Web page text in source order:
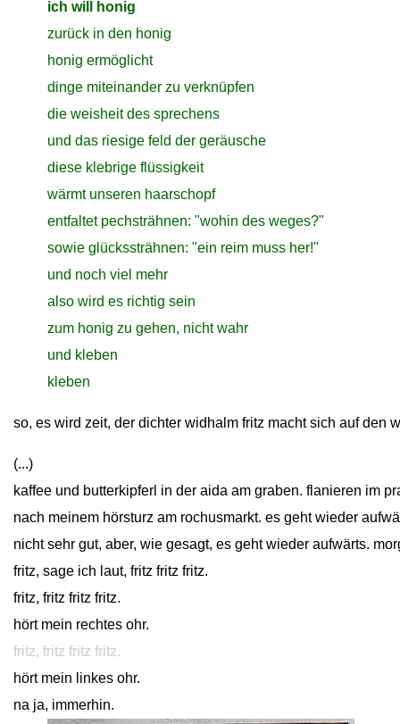
ich will honig
zurück in den honig
honig ermöglicht
dinge miteinander zu verknüpfen
die weisheit des sprechens
und das riesige feld der geräusche
diese klebrige flüssigkeit
wärmt unseren haarschopf
entfaltet pechsträhnen: "wohin des weges?"
sowie glückssträhnen: "ein reim muss her!"
und noch viel mehr
also wird es richtig sein
zum honig zu gehen, nicht wahr
und kleben
kleben
so, es wird zeit, der dichter widhalm fritz macht sich auf den
(...)
kaffee und butterkipferl in der aida am graben. flanieren im
nach meinem hörsturz am rochusmarkt. es geht wieder
nicht sehr gut, aber, wie gesagt, es geht wieder aufwärts.
fritz, sage ich laut, fritz fritz fritz.
fritz, fritz fritz fritz.
hört mein rechtes ohr.
fritz, fritz fritz fritz.
hört mein linkes ohr.
na ja, immerhin.